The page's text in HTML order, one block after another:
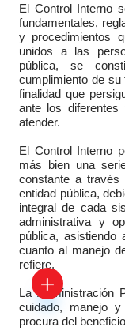
El Control Interno
fundamentales,
y procedimientos
unidos a las
pública, se
cumplimiento de
finalidad que
ante los
atender.
El Control Interno
más bien una
constante a través
entidad pública,
integral de cada
administrativa y
pública,
cuanto al manejo
refiere.
La Administración
cuidado, manejo
procura del